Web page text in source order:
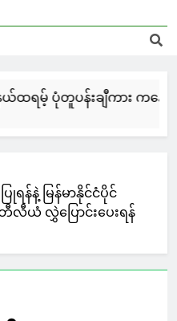
ထရမ့် ပုံတူပန်းချီကား ကနေဒါမှ
န်နဲ့ မြန်မာနိုင်ငံပိုင်
လီယံ လွှဲပြောင်းပေးရန်